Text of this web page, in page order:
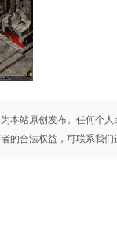
本站原创发布。任何个
的合法权益，可联系我们